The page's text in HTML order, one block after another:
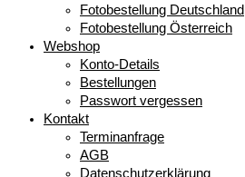
Fotobestellung Deutschland
Fotobestellung Österreich
Webshop
Konto-Details
Bestellungen
Passwort vergessen
Kontakt
Terminanfrage
AGB
Datenschutzerklärung